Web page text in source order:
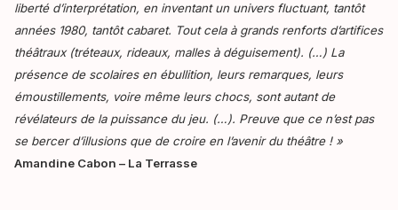
liberté d’interprétation, en inventant un univers fluctuant, tantôt
années 1980, tantôt cabaret. Tout cela à grands renforts d’artifices
théâtraux (tréteaux, rideaux, malles à déguisement). (…) La
présence de scolaires en ébullition, leurs remarques, leurs
émoustillements, voire même leurs chocs, sont autant de
révélateurs de la puissance du jeu. (…). Preuve que ce n’est pas
se bercer d’illusions que de croire en l’avenir du théâtre ! »
Amandine Cabon – La Terrasse